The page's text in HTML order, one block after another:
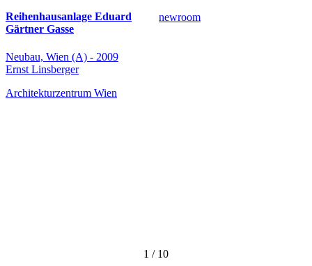
1 / 10
Reihenhausanlage Eduard
Gärtner Gasse
Neubau, Wien (A) - 2009
Ernst Linsberger
Architekturzentrum Wien
newroom